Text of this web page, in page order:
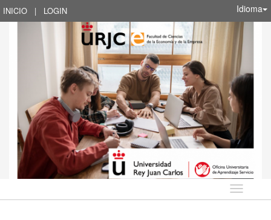
INICIO | LOGIN Idioma
Idioma